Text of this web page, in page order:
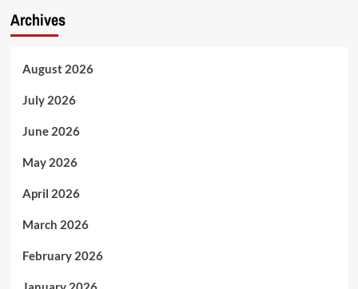
Archives
August 2026
July 2026
June 2026
May 2026
April 2026
March 2026
February 2026